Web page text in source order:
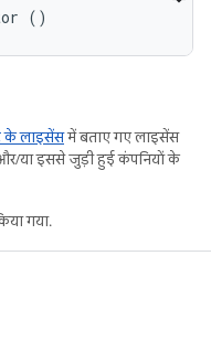
()
के लाइसेंसमें बताए गए लाइसेंस
या इससे जुड़ी हुई कंपनियों के
गया.